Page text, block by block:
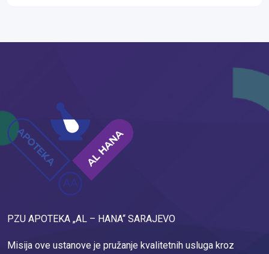
PZU APOTEKA „AL – HANA“ SARAJEVO
Misija ove ustanove je pružanje kvalitetnih usluga kroz